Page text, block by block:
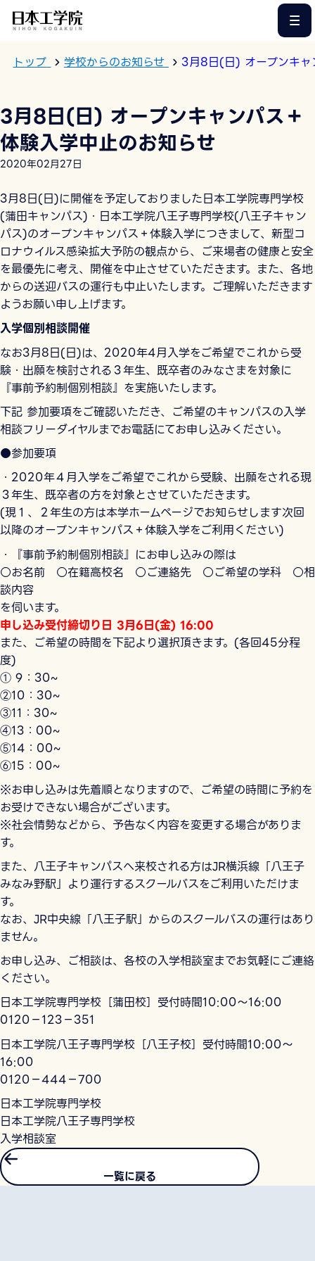
トップ 学校からのお知らせ 3月8日(日) オープンキャ
3月8日(日) オープンキャンパス＋
体験入学中止のお知らせ
2020年02月27日
3月8日(日)に開催を予定しておりました日本工学院専門学校
(蒲田キャンパス)・日本工学院八王子専門学校(八王子キャン
パス)のオープンキャンパス＋体験入学につきまして、新型コ
ロナウイルス感染拡大予防の観点から、ご来場者の健康と安全
を最優先に考え、開催を中止させていただきます。また、各地
からの送迎バスの運行も中止いたします。ご理解いただきます
ようお願い申し上げます。
入学個別相談開催
なお3月8日(日)は、2020年4月入学をご希望でこれから受
験・出願を検討される３年生、既卒者のみなさまを対象に
『事前予約制個別相談』 を実施いたします。
下記 参加要項をご確認いただき、ご希望のキャンパスの入学
相談フリーダイヤルまでお電話にてお申し込みください。
●参加要項
・2020年４月入学をご希望でこれから受験、出願をされる現
３年生、既卒者の方を対象とさせていただきます。
(現１、２年生の方は本学ホームページでお知らせします次回
以降のオープンキャンパス＋体験入学をご利用ください)
・『事前予約制個別相談』にお申し込みの際は
○お名前 ○在籍高校名 ○ご連絡先 ○ご希望の学科 ○相
談内容
を伺います。
申し込み受付締切り日 3月6日(金) 16:00
また、ご希望の時間を下記より選択頂きます。(各回45分程
度)
① 9：30~
②10：30~
③11：30~
④13：00~
⑤14：00~
⑥15：00~
※お申し込みは先着順となりますので、ご希望の時間に予約を
お受けできない場合がございます。
※社会情勢などから、予告なく内容を変更する場合がありま
す。
また、八王子キャンパスへ来校される方はJR横浜線「八王子
みなみ野駅」より運行するスクールバスをご利用いただけま
す。
なお、JR中央線「八王子駅」からのスクールバスの運行はあり
ません。
お申し込み、ご相談は、各校の入学相談室までお気軽にご連絡
ください。
日本工学院専門学校［蒲田校］受付時間10:00～16:00
0120－123－351
日本工学院八王子専門学校［八王子校］受付時間10:00～
16:00
0120－444－700
日本工学院専門学校
日本工学院八王子専門学校
入学相談室
一覧に戻る